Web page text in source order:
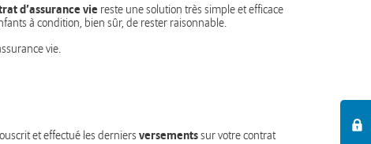
d’assurance vie reste une solution très simple et efficace
à condition, bien sûr, de rester raisonnable.
vie.
et effectué les derniers versementssur votre contrat